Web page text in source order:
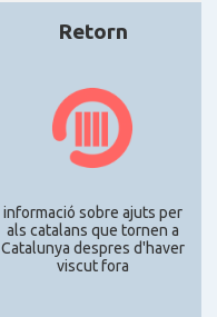
Retorn
informació sobre ajuts per
als catalans que tornen a
Catalunya despres d'haver
viscut fora